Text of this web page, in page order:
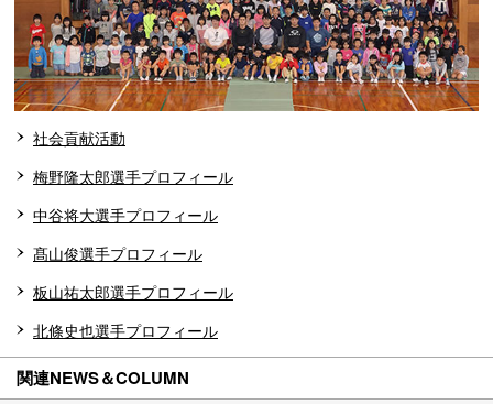
社会貢献活動
梅野隆太郎選手プロフィール
中谷将大選手プロフィール
髙山俊選手プロフィール
板山祐太郎選手プロフィール
北條史也選手プロフィール
関連NEWS＆COLUMN